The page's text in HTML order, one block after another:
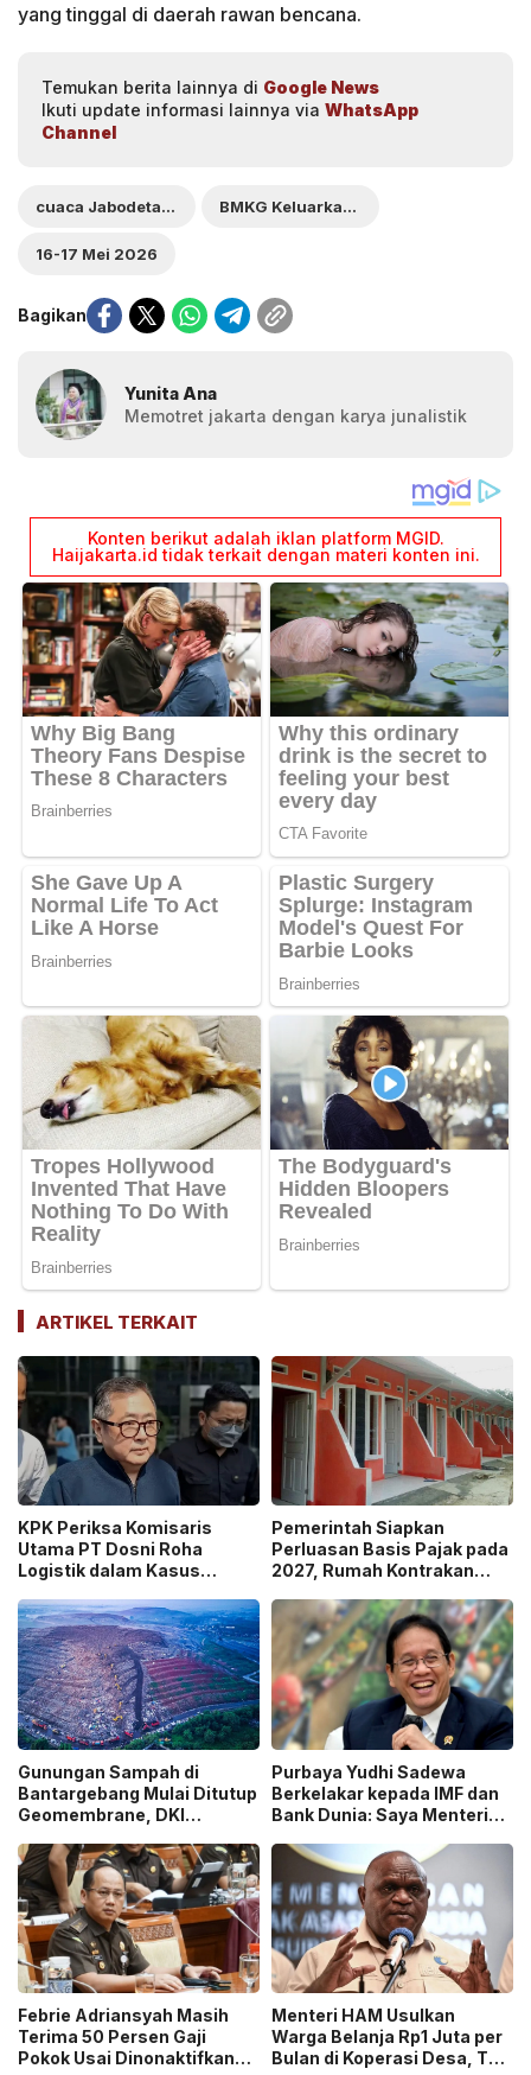
yang tinggal di daerah rawan bencana.
Temukan berita lainnya di Google News
Ikuti update informasi lainnya via WhatsApp
Channel
cuaca Jabodetabek BMKG Keluarkan Peringatan Dini
16-17 Mei 2026
Bagikan
Yunita Ana
Memotret jakarta dengan karya junalistik
ARTIKEL TERKAIT
KPK Periksa Komisaris
Utama PT Dosni Roha
Logistik dalam Kasus
Pengangkutan Bansos!
Pemerintah Siapkan
Perluasan Basis Pajak pada
2027, Rumah Kontrakan
Pengawasan!
Gunungan Sampah di
Bantargebang Mulai Ditutup
Geomembrane, DKI
Sistem Open Dumping!
Purbaya Yudhi Sadewa
Berkelakar kepada IMF dan
Bank Dunia: Saya Menteri
Beruntung di Dunia!
Febrie Adriansyah Masih
Terima 50 Persen Gaji
Pokok Usai Dinonaktifkan
Menteri HAM Usulkan
Warga Belanja Rp1 Juta per
Bulan di Koperasi Desa, Tuai